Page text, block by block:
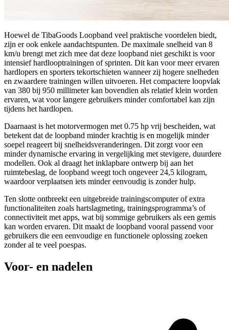
Hoewel de TibaGoods Loopband veel praktische voordelen biedt,
zijn er ook enkele aandachtspunten. De maximale snelheid van 8
km/u brengt met zich mee dat deze loopband niet geschikt is voor
intensief hardlooptrainingen of sprinten. Dit kan voor meer ervaren
hardlopers en sporters tekortschieten wanneer zij hogere snelheden
en zwaardere trainingen willen uitvoeren. Het compactere loopvlak
van 380 bij 950 millimeter kan bovendien als relatief klein worden
ervaren, wat voor langere gebruikers minder comfortabel kan zijn
tijdens het hardlopen.
Daarnaast is het motorvermogen met 0.75 hp vrij bescheiden, wat
betekent dat de loopband minder krachtig is en mogelijk minder
soepel reageert bij snelheidsveranderingen. Dit zorgt voor een
minder dynamische ervaring in vergelijking met stevigere, duurdere
modellen. Ook al draagt het inklapbare ontwerp bij aan het
ruimtebeslag, de loopband weegt toch ongeveer 24,5 kilogram,
waardoor verplaatsen iets minder eenvoudig is zonder hulp.
Ten slotte ontbreekt een uitgebreide trainingscomputer of extra
functionaliteiten zoals hartslagmeting, trainingsprogramma’s of
connectiviteit met apps, wat bij sommige gebruikers als een gemis
kan worden ervaren. Dit maakt de loopband vooral passend voor
gebruikers die een eenvoudige en functionele oplossing zoeken
zonder al te veel poespas.
Voor- en nadelen